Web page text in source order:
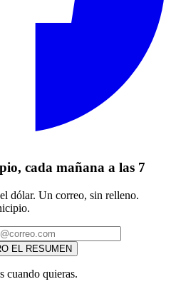
cada mañana a las 7
dólar. Un correo, sin relleno.
EL RESUMEN
cuando quieras.